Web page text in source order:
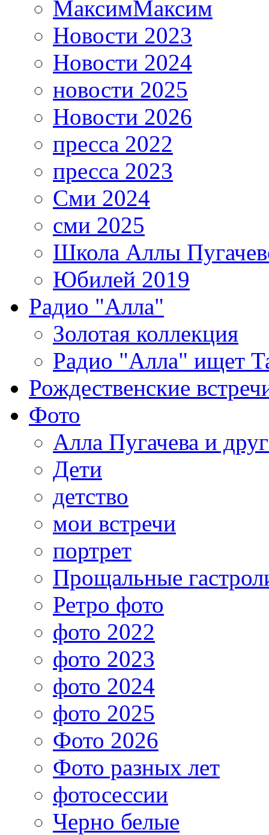
МаксимМаксим
Новости 2023
Новости 2024
новости 2025
Новости 2026
пресса 2022
пресса 2023
Сми 2024
сми 2025
Школа Аллы
Юбилей 2019
Радио "Алла"
Золотая коллекция
Радио "Алла" ищет
Рождественские
Фото
Алла Пугачева и
Дети
детство
мои встречи
портрет
Прощальные
Ретро фото
фото 2022
фото 2023
фото 2024
фото 2025
Фото 2026
Фото разных лет
фотосессии
Черно белые